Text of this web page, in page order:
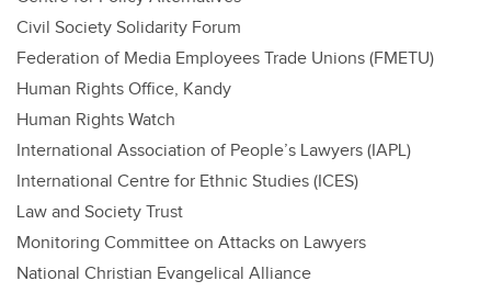
Civil Society Solidarity Forum
Federation of Media Employees Trade Unions (FMETU)
Human Rights Office, Kandy
Human Rights Watch
International Association of People’s Lawyers (IAPL)
International Centre for Ethnic Studies (ICES)
Law and Society Trust
Monitoring Committee on Attacks on Lawyers
National Christian Evangelical Alliance